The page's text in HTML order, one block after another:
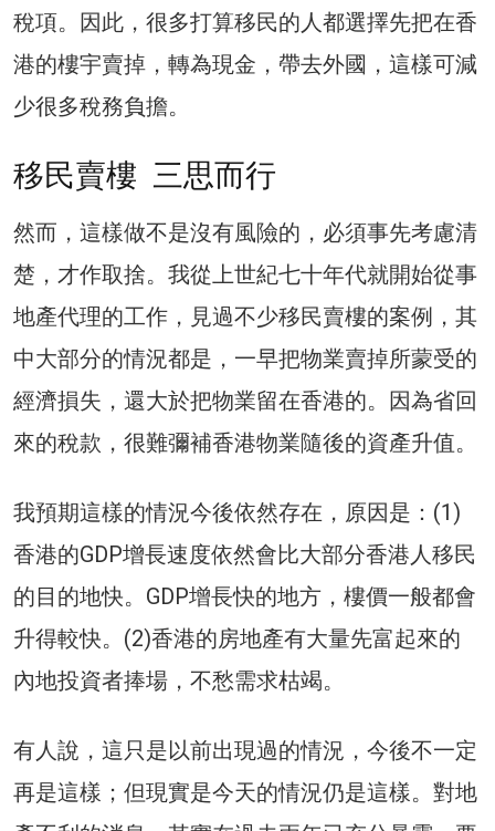
稅項。因此，很多打算移民的人都選擇先把在香
港的樓宇賣掉，轉為現金，帶去外國，這樣可減
少很多稅務負擔。
移民賣樓 三思而行
然而，這樣做不是沒有風險的，必須事先考慮清
楚，才作取捨。我從上世紀七十年代就開始從事
地產代理的工作，見過不少移民賣樓的案例，其
中大部分的情況都是，一早把物業賣掉所蒙受的
經濟損失，還大於把物業留在香港的。因為省回
來的稅款，很難彌補香港物業隨後的資產升值。
我預期這樣的情況今後依然存在，原因是：(1)
香港的GDP增長速度依然會比大部分香港人移民
的目的地快。GDP增長快的地方，樓價一般都會
升得較快。(2)香港的房地產有大量先富起來的
內地投資者捧場，不愁需求枯竭。
有人說，這只是以前出現過的情況，今後不一定
再是這樣；但現實是今天的情況仍是這樣。對地